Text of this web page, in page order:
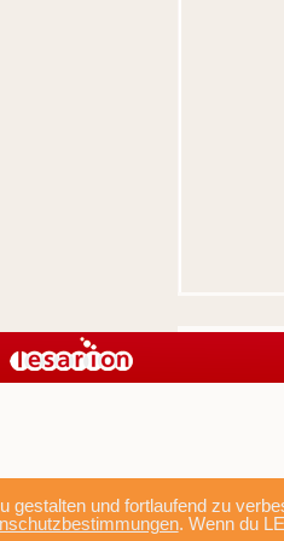
gestalten und fortlaufend zu
. Wenn du